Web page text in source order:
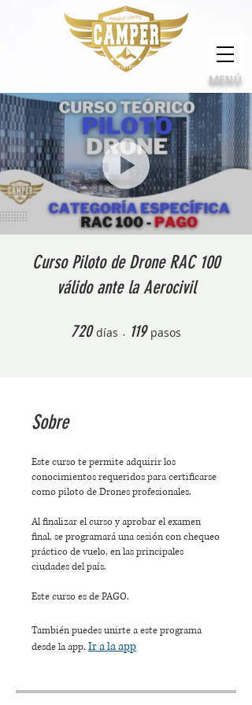
Calidad, compromiso e innovación
MENÚ
Curso Piloto de Drone RAC 100
válido ante la Aerocivil
720 días
720 días
119 pasos
Sobre
Este curso te permite adquirir los
conocimientos requeridos para certificarse
como piloto de Drones profesionales.
Al finalizar el curso y aprobar el examen
final, se programará una sesión con chequeo
práctico de vuelo, en las principales
ciudades del país.
Este curso es de PAGO.
También puedes unirte a este programa
desde la app. Ir a la app